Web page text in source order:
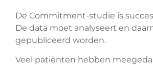
De Commitment-studie is
De data moet analyseert en
gepubliceerd worden.
Veel patiënten hebben